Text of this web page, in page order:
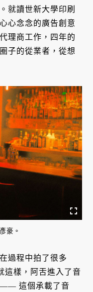
就讀世新大學印刷
心念念的廣告創意
理商工作，四年的
子的從業者，從想
豪。
過程中拍了很多
這樣，阿舌進入了音
—— 這個承載了音